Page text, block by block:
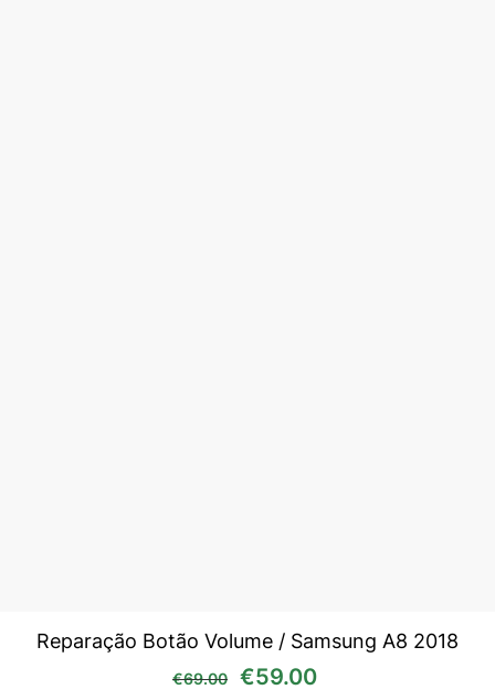
Reparação Botão Volume / Samsung A8 2018
€69.00 O preço original era:
€59.00